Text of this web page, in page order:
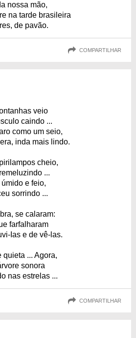
nossa mão,
na tarde brasileira
de pavão.
COMPARTILHAR
veio
caindo ...
como um seio,
inda mais lindo.
cheio,
...
e feio,
sorrindo ...
se calaram:
farfalharam
Ias e de vê-las.
... Agora,
sonora
nas estrelas ...
COMPARTILHAR